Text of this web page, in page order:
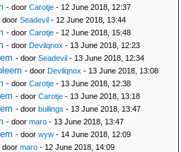
- door Carotje - 12 June 2018, 12:37
door Seadevil - 12 June 2018, 13:44
- door Carotje - 12 June 2018, 15:48
- door Devilqnox - 13 June 2018, 12:23
- door Seadevil - 13 June 2018, 12:34
- door Devilqnox - 13 June 2018, 13:08
- door Carotje - 13 June 2018, 12:38
- door Carotje - 13 June 2018, 13:18
- door bullings - 13 June 2018, 13:47
- door maro - 13 June 2018, 13:47
- door wyw - 14 June 2018, 12:09
door maro - 12 June 2018, 14:09